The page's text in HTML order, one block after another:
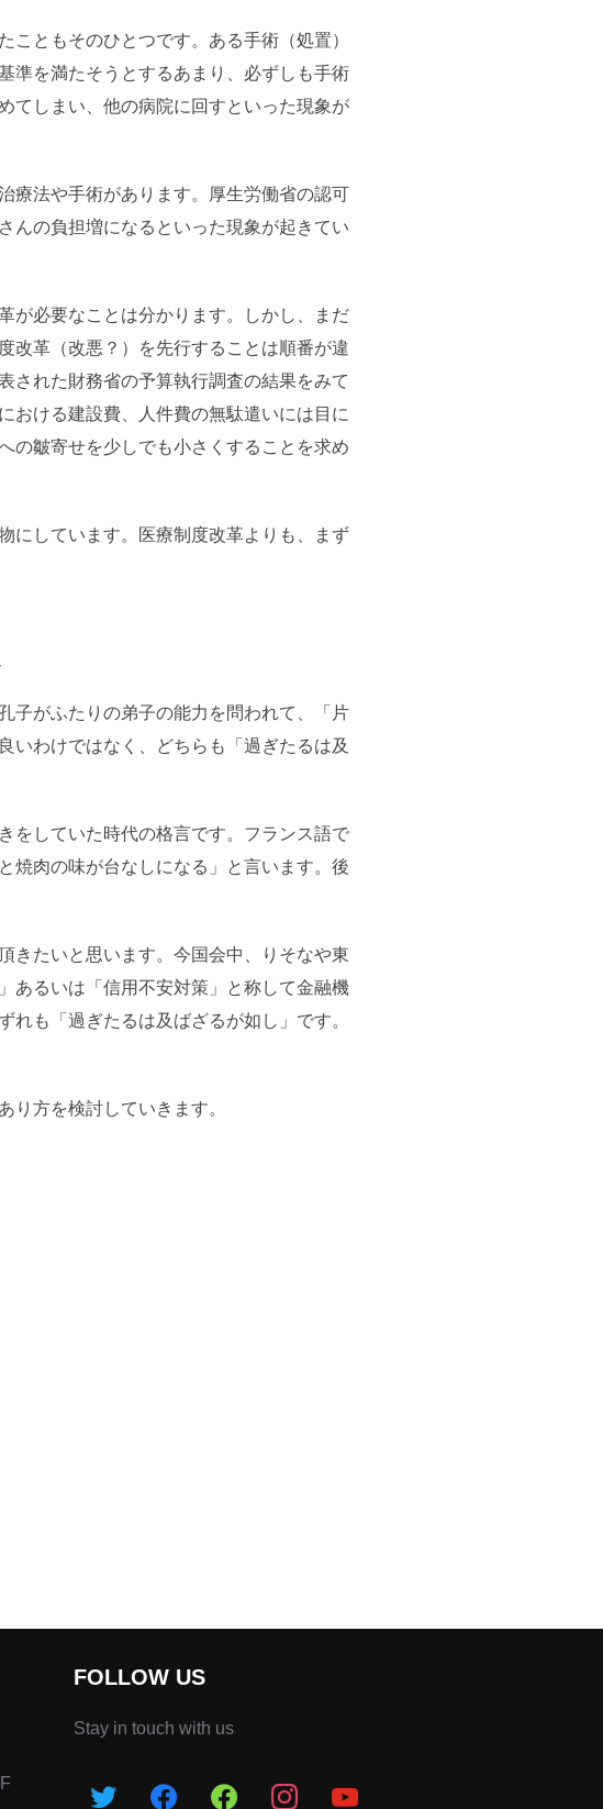
ともそのひとつです。ある手術（処置）
準を満たそうとするあまり、必ずしも手術
てしまい、他の病院に回すといった現象が
療法や手術があります。厚生労働省の認可
んの負担増になるといった現象が起きてい
が必要なことは分かります。しかし、まだ
改革（改悪？）を先行することは順番が違
された財務省の予算執行調査の結果をみて
おける建設費、人件費の無駄遣いには目に
の皺寄せを少しでも小さくすることを求め
にしています。医療制度改革よりも、まず
子がふたりの弟子の能力を問われて、「片
いわけではなく、どちらも「過ぎたるは及
をしていた時代の格言です。フランス語で
焼肉の味が台なしになる」と言います。後
きたいと思います。今国会中、りそなや東
あるいは「信用不安対策」と称して金融機
も「過ぎたるは及ばざるが如し」です。
り方を検討していきます。
FOLLOW US
Stay in touch with us